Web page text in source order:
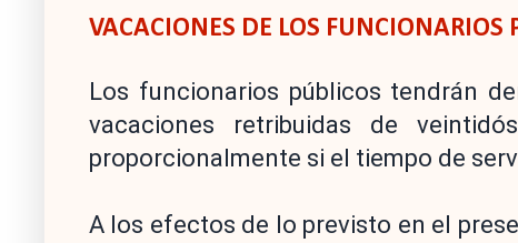
VACACIONES DE LOS FUNCIONARIOS
Los funcionarios públicos tendrán
vacaciones retribuidas de
proporcionalmente si el tiempo de
A los efectos de lo previsto en el